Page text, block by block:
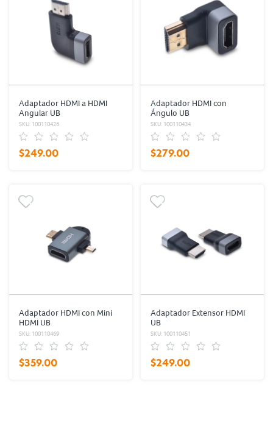
Adaptador HDMI a HDMI
Angular UB
SKU: 100110426
$249.00
Adaptador HDMI con
Ángulo UB
SKU: 100110434
$279.00
Adaptador HDMI con Mini
HDMI UB
SKU: 100110469
$359.00
Adaptador Extensor HDMI
UB
SKU: 100110451
$249.00